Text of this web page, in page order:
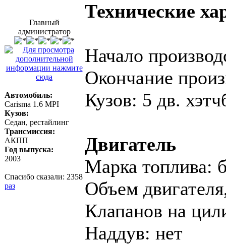
Главный
администратор
Автомобиль:
Carisma 1.6 MPI
Кузов:
Седан, рестайлинг
Трансмиссия:
АКПП
Год выпуска:
2003
Спасибо сказали: 2358
раз
Технические
Начало
Окончание
Кузов: 5 дв.
Двигатель
Марка топлива:
Объем
Клапанов на
Наддув: нет